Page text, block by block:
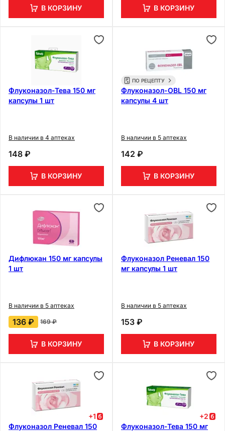
В КОРЗИНУ В КОРЗИНУ
Флуконазол-Тева 150 мг
капсулы 1 шт
В наличии в 4 аптеках
148 ₽
В КОРЗИНУ
ПО РЕЦЕПТУ
Флуконазол-OBL 150 мг
капсулы 4 шт
В наличии в 5 аптеках
142 ₽
В КОРЗИНУ
Дифлюкан 150 мг капсулы
1 шт
В наличии в 5 аптеках
136 ₽ 169 ₽
В КОРЗИНУ
Флуконазол Реневал 150
мг капсулы 1 шт
В наличии в 5 аптеках
153 ₽
В КОРЗИНУ
+1
Флуконазол Реневал 150
+2
Флуконазол-Тева 150 мг